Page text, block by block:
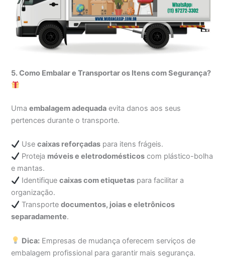
5. Como Embalar e Transportar os Itens com Segurança?
Umaembalagem adequada evita danos aos seus
pertences durante o transporte.
Usecaixas reforçadas para itens frágeis.
Proteja móveis e eletrodomésticos com plástico-bolha
e mantas.
Identifiquecaixas com etiquetas para facilitar a
organização.
Transportedocumentos, joias e eletrônicos
separadamente.
Dica: Empresas de mudança oferecem serviços de
embalagem profissional para garantir mais segurança.